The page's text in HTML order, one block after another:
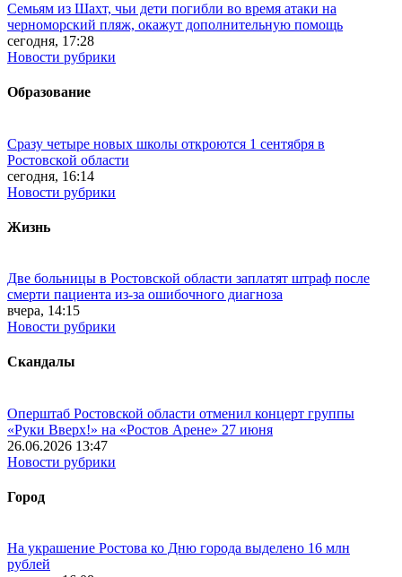
Семьям из Шахт, чьи дети погибли во время атаки на
черноморский пляж, окажут дополнительную помощь
сегодня, 17:28
Новости рубрики
Образование
Сразу четыре новых школы откроются 1 сентября в
Ростовской области
сегодня, 16:14
Новости рубрики
Жизнь
Две больницы в Ростовской области заплатят штраф после
смерти пациента из-за ошибочного диагноза
вчера, 14:15
Новости рубрики
Скандалы
Оперштаб Ростовской области отменил концерт группы
«Руки Вверх!» на «Ростов Арене» 27 июня
26.06.2026 13:47
Новости рубрики
Город
На украшение Ростова ко Дню города выделено 16 млн
рублей